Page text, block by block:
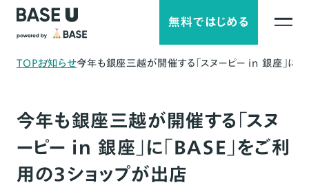
無料ではじめる
TOPお知らせ今年も銀座三越が開催する「スヌーピー in 銀座」に
今年も銀座三越が開催する「スヌ
ーピー in 銀座」に「BASE」をご利
用の3ショップが出店